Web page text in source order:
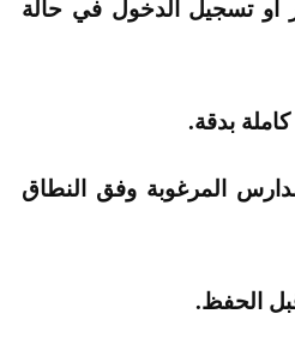
تسجيل الدخول في حالة
بدقة.
المرغوبة وفق النطاق
الحفظ.